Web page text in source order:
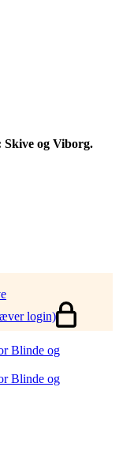
og Viborg.
login)
Denne
side
gemt
login